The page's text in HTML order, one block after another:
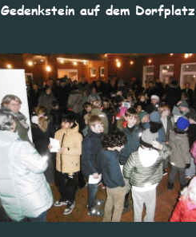
Gedenkstein auf dem Dorfplatz